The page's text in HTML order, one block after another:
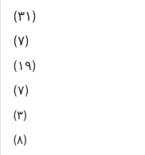
(۳۱)
(۷)
(۱۹)
(۷)
(۳)
(۸)